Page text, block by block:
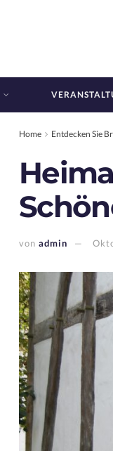
Home Entdecken Sie
von admin